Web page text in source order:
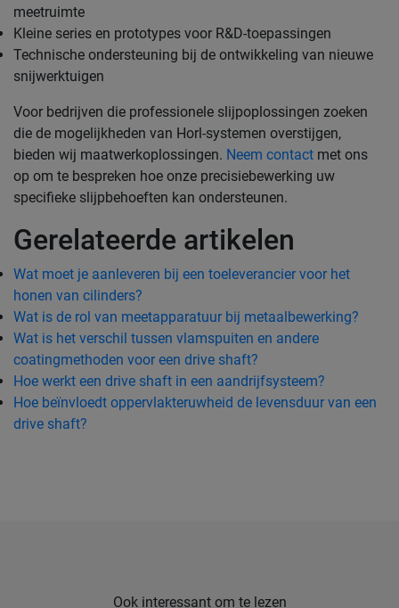
meetruimte
Kleine series en prototypes voor R&D-toepassingen
Technische ondersteuning bij de ontwikkeling van nieuwe
snijwerktuigen
Voor bedrijven die professionele slijpoplossingen zoeken
die de mogelijkheden van Horl-systemen overstijgen,
bieden wij maatwerkoplossingen. Neem contact met ons
op om te bespreken hoe onze precisiebewerking uw
specifieke slijpbehoeften kan ondersteunen.
Gerelateerde artikelen
Wat moet je aanleveren bij een toeleverancier voor het
honen van cilinders?
Wat is de rol van meetapparatuur bij metaalbewerking?
Wat is het verschil tussen vlamspuiten en andere
coatingmethoden voor een drive shaft?
Hoe werkt een drive shaft in een aandrijfsysteem?
Hoe beïnvloedt oppervlakteruwheid de levensduur van een
drive shaft?
Ook interessant om te lezen